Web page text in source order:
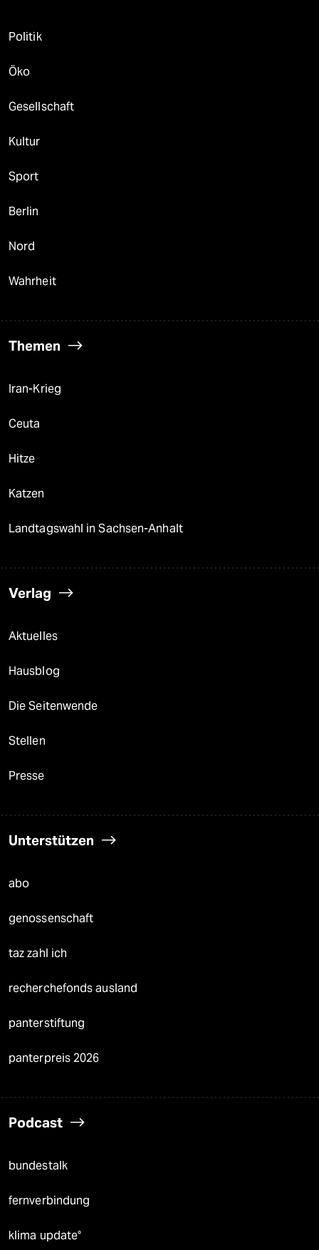
Politik
Öko
Gesellschaft
Kultur
Sport
Berlin
Nord
Wahrheit
Themen
Iran-Krieg
Ceuta
Hitze
Katzen
Landtagswahl in Sachsen-Anhalt
Verlag
Aktuelles
Hausblog
Die Seitenwende
Stellen
Presse
Unterstützen
abo
genossenschaft
taz zahl ich
recherchefonds ausland
panterstiftung
panterpreis 2026
Podcast
bundestalk
fernverbindung
klima update°